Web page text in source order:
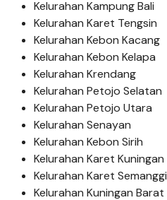
Kelurahan Kampung Bali
Kelurahan Karet Tengsin
Kelurahan Kebon Kacang
Kelurahan Kebon Kelapa
Kelurahan Krendang
Kelurahan Petojo Selatan
Kelurahan Petojo Utara
Kelurahan Senayan
Kelurahan Kebon Sirih
Kelurahan Karet Kuningan
Kelurahan Karet Semanggi
Kelurahan Kuningan Barat